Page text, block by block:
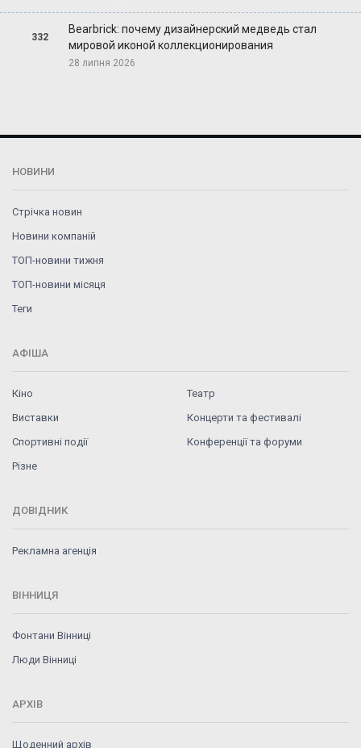
332
Bearbrick: почему дизайнерский медведь стал
мировой иконой коллекционирования
28 липня 2026
НОВИНИ
Стрічка новин
Новини компаній
ТОП-новини тижня
ТОП-новини місяця
Теги
АФІША
Кіно
Театр
Виставки
Концерти та фестивалі
Спортивні події
Конференції та форуми
Різне
ДОВІДНИК
Рекламна агенція
ВІННИЦЯ
Фонтани Вінниці
Люди Вінниці
АРХІВ
Щоденний архів